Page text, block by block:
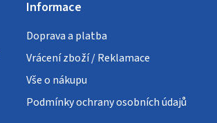
Informace
Doprava a platba
Vrácení zboží / Reklamace
Vše o nákupu
Podmínky ochrany osobních údajů